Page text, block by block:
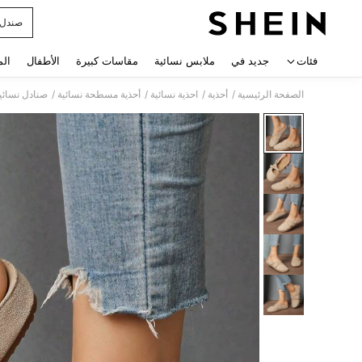
فئات جديد في ملابس نسائية مقاسات كبيرة الأطفال
الصفحة الرئيسية / أحذية / احذية نسائية / أحذية مسطحة نسائية / صنادل